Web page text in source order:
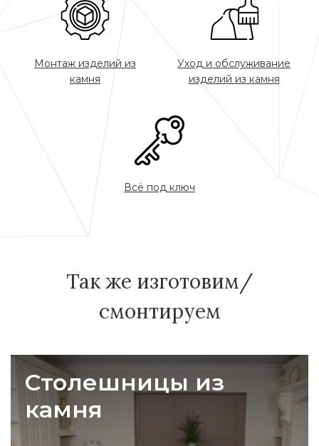
Монтаж изделий из
камня
Уход и обслуживание
изделий из камня
Всё под ключ
Так же изготовим/
смонтируем
Столешницы из
камня